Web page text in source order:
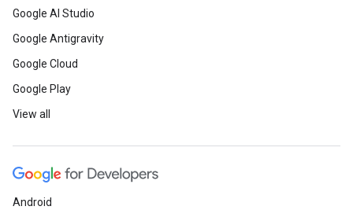
Google AI Studio
Google Antigravity
Google Cloud
Google Play
View all
Android